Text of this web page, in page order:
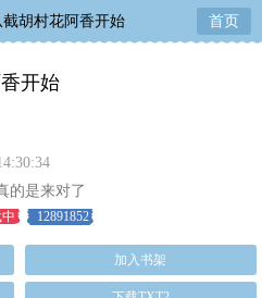
胡村花阿香开始 首页
开始
的是来对了
12891852
加入书架